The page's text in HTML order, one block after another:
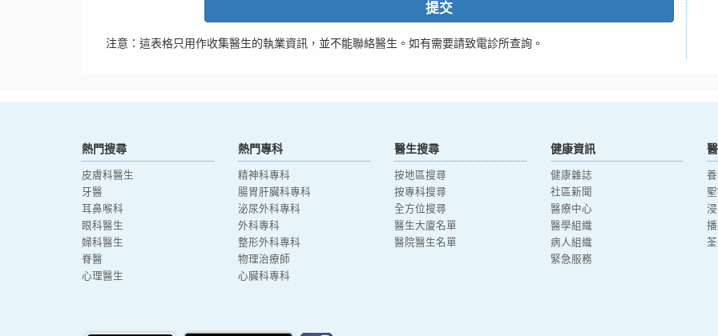
提交
注意：這表格只用作收集醫生的執業資訊，並不能聯絡醫生。如有需要請致電診所查詢。
熱門搜尋
皮膚科醫生
牙醫
耳鼻喉科
眼科醫生
婦科醫生
脊醫
心理醫生
熱門專科
精神科專科
腸胃肝臟科專科
泌尿外科專科
外科專科
整形外科專科
物理治療師
心臟科專科
醫生搜尋
按地區搜尋
按專科搜尋
全方位搜尋
醫生大廈名單
醫院醫生名單
健康資訊
健康雜誌
社區新聞
醫療中心
醫學組織
病人組織
緊急服務